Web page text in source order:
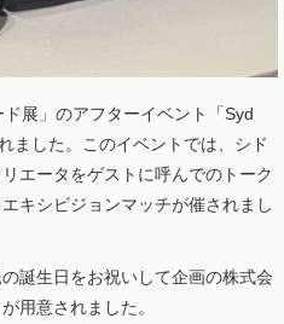
展」のアフターイベント「Syd
ました。このイベントでは、シド
エータをゲストに呼んでのトーク
キシビジョンマッチが催されまし
誕生日をお祝いして企画の株式会
用意されました。